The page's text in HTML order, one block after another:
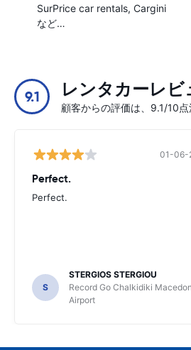
SurPrice car rentals Cargini
など…
9.1 レンタカーレビ
顧客からの評価は、9.1/10
01-06-
Perfect.
Perfect.
S
STERGIOS STERGIOU
Record Go Chalkidiki
Airport